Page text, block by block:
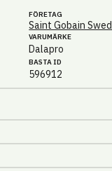
FÖRETAG
Saint Gobain
VARUMÄRKE
Dalapro
BASTA ID
596912